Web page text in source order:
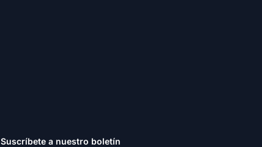
Suscríbete a nuestro boletín